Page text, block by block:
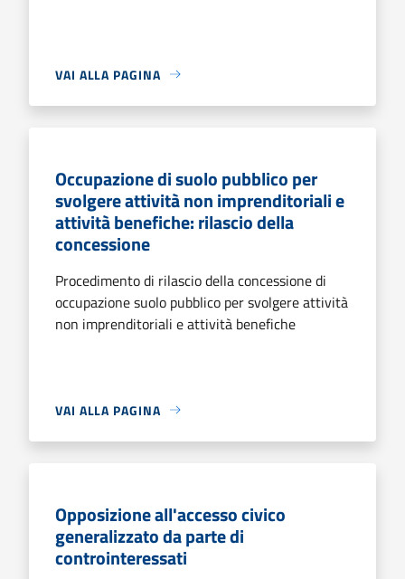
VAI ALLA PAGINA
Occupazione di suolo pubblico per
svolgere attività non imprenditoriali e
attività benefiche: rilascio della
concessione
Procedimento di rilascio della concessione di
occupazione suolo pubblico per svolgere attività
non imprenditoriali e attività benefiche
VAI ALLA PAGINA
Opposizione all'accesso civico
generalizzato da parte di
controinteressati